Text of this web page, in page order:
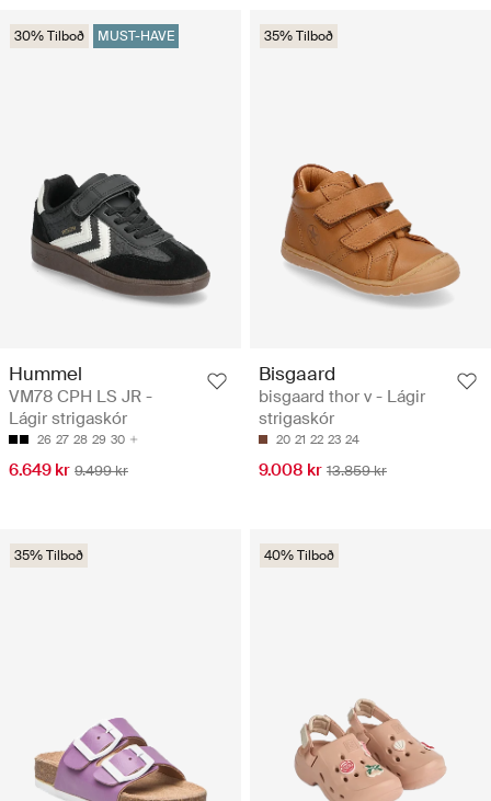
30% Tilboð MUST-HAVE
Hummel
VM78 CPH LS JR -
Lágir strigaskór
26 27 28 29 30
6.649 kr 9.499 kr
35% Tilboð
Bisgaard
bisgaard thor v - Lágir
strigaskór
20 21 22 23 24
9.008 kr 13.859 kr
35% Tilboð 40% Tilboð